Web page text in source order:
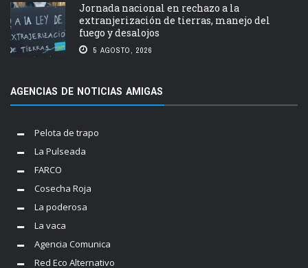
Jornada nacional en rechazo a la
extranjerización de tierras, manejo del
fuego y desalojos
5 AGOSTO, 2026
AGENCIAS DE NOTICIAS AMIGAS
Pelota de trapo
La Pulseada
FARCO
Cosecha Roja
La poderosa
La vaca
Agencia Comunica
Red Eco Alternativo